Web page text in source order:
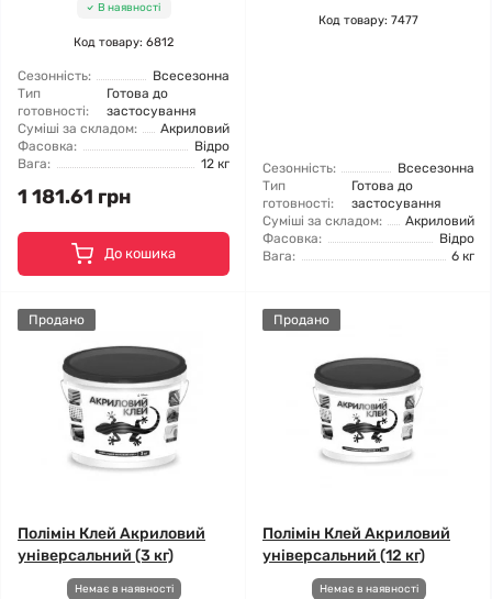
В наявності
Код товару: 6812
Сезонність:
Всесезонна
Тип
готовності:
Готова до
застосування
Суміші за складом:
Акриловий
Фасовка:
Відро
Вага:
12 кг
1 181.61 грн
До кошика
Код товару: 7477
Сезонність:
Всесезонна
Тип
готовності:
Готова до
застосування
Суміші за складом:
Акриловий
Фасовка:
Відро
Вага:
6 кг
Продано
Полімін Клей Акриловий
універсальний (3 кг)
Немає в наявності
Продано
Полімін Клей Акриловий
універсальний (12 кг)
Немає в наявності